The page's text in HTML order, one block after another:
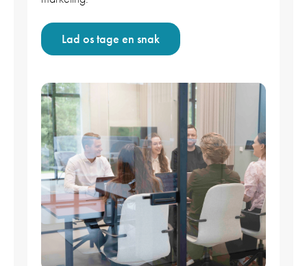
Lad os tage en snak